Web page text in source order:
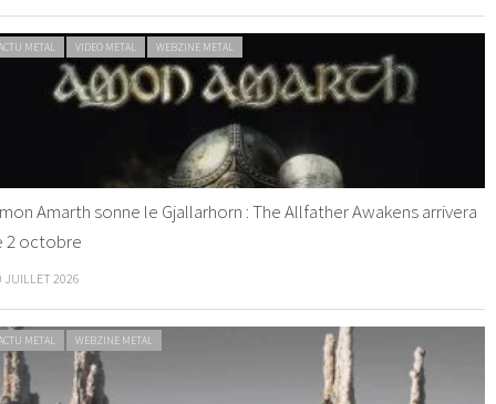
METAL VIDEO METAL WEBZINE METAL
Amarth sonne le Gjallarhorn : The Allfather Awakens arrivera
2 octobre
JUILLET 2026
METAL WEBZINE METAL